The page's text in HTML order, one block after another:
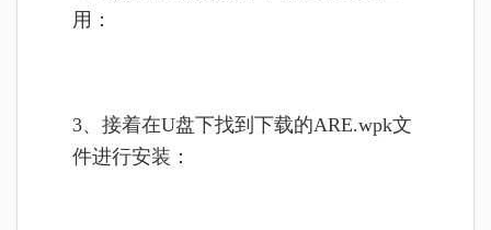
用：
3、接着在U盘下找到下载的ARE.wpk文
件进行安装：